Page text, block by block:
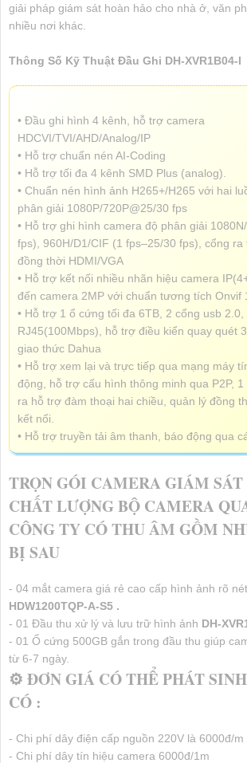
giải pháp giám sát hoàn hảo cho nhà ở, văn
nhiều nơi khác.
Thông Số Kỹ Thuật Đầu Ghi DH-XVR1B04-I
• Đầu ghi hình 4 kênh, hỗ trợ camera
HDCVI/TVI/AHD/Analog/IP
• Hỗ trợ chuẩn nén AI-Coding
• Hỗ trợ tối đa 4 kênh SMD Plus (analog).
• Chuẩn nén hình ảnh H265+/H265 với hai
phân giải 1080P/720P@25/30 fps
• Hỗ trợ ghi hình camera độ phân giải
fps), 960H/D1/CIF (1 fps–25/30 fps), cổng ra
đồng thời HDMI/VGA
• Hỗ trợ kết nối nhiều nhãn hiệu camera
đến camera 2MP với chuẩn tương tích Onvif
• Hỗ trợ 1 ổ cứng tối đa 6TB, 2 cổng usb
RJ45(100Mbps), hỗ trợ điều kiển quay quét
giao thức Dahua
• Hỗ trợ xem lại và trực tiếp qua mạng máy
động, hỗ trợ cấu hình thông minh qua P2P, 1
ra hỗ trợ đàm thoại hai chiều, quản lý đồng
kết nối.
• Hỗ trợ truyền tải âm thanh, báo động qua
TRỌN GÓI CAMERA GIÁM
CHẤT LƯỢNG BỘ CAMERA
CÔNG TY CÓ THU ÂM GỒM
BỊ SAU
- 04 mắt camera giá rẻ cao cấp hình ảnh rõ nét
HDW1200TQP-A-S5 .
- 01 Đầu thu xử lý và lưu trữ hình ảnh DH-
- 01 Ổ cứng 500GB gắn trong đầu thu giúp
từ 6-7 ngày.
⚙ ĐƠN GIÁ CÓ THỂ PHÁT
CÓ :
- Chi phí dây điện cấp nguồn 220V là 6000đ/m
- Chi phí dây tín hiệu camera 6000đ/1m